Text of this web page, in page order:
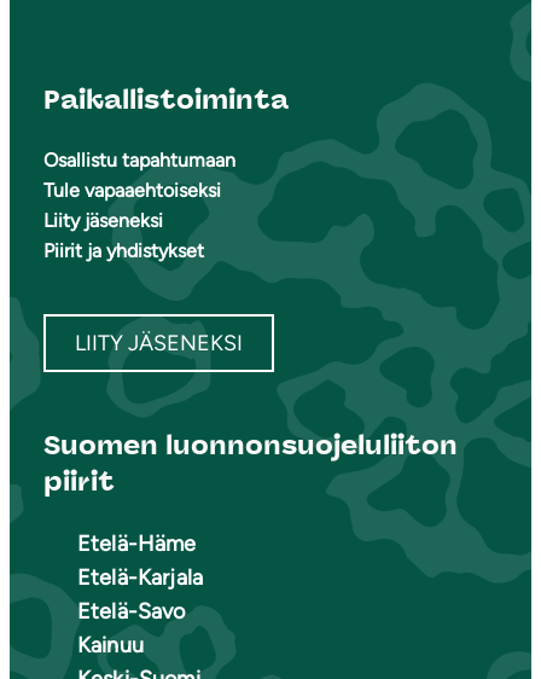
Paikallistoiminta
Osallistu tapahtumaan
Tule vapaaehtoiseksi
Liity jäseneksi
Piirit ja yhdistykset
LIITY JÄSENEKSI
Suomen luonnonsuojeluliiton
piirit
Etelä-Häme
Etelä-Karjala
Etelä-Savo
Kainuu